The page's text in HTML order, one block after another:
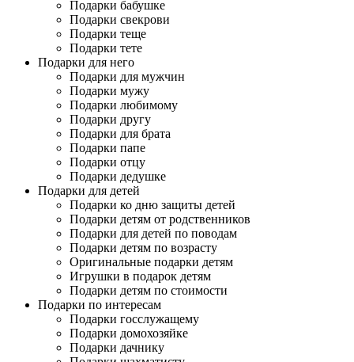
Подарки бабушке
Подарки свекрови
Подарки теще
Подарки тете
Подарки для него
Подарки для мужчин
Подарки мужу
Подарки любимому
Подарки другу
Подарки для брата
Подарки папе
Подарки отцу
Подарки дедушке
Подарки для детей
Подарки ко дню защиты детей
Подарки детям от родственников
Подарки для детей по поводам
Подарки детям по возрасту
Оригинальные подарки детям
Игрушки в подарок детям
Подарки детям по стоимости
Подарки по интересам
Подарки госслужащему
Подарки домохозяйке
Подарки дачнику